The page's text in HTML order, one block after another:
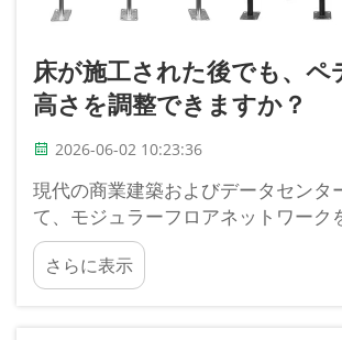
床が施工された後でも、ペ
高さを調整できますか？
2026-06-02 10:23:36
現代の商業建築およびデータセンタ
て、モジュラーフロアネットワーク
る際には、初期の荷重定格と同様に
応性も評価する必要があります。施
び構造エンジニアの間で頻繁かつ重
さらに表示